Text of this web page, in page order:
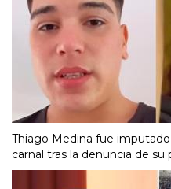
Thiago Medina fue
carnal tras la denuncia de su